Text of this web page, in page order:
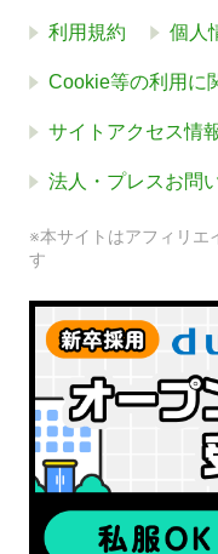
利用規約 個人
Cookie等の利用に
サイトアクセス情
法人・プレスお問
※本サイトはアフィリエ
す